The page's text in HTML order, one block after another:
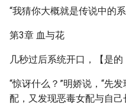
“我猜你大概就是传说中的
第3章 血与花
几秒过后系统开口，【是的
“惊讶什么？”明娇说，“先
配，又发现恶毒女配与自